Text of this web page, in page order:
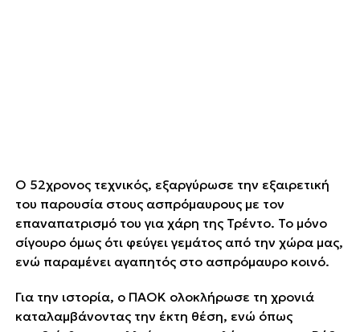
Ο 52χρονος τεχνικός, εξαργύρωσε την εξαιρετική
του παρουσία στους ΄΄ασπρόμαυρους΄΄ με τον
επαναπατρισμό του για χάρη της Τρέντο. Το μόνο
σίγουρο όμως ότι φεύγει γεμάτος από την χώρα μας,
ενώ παραμένει αγαπητός στο ασπρόμαυρο κοινό.
Για την ιστορία, ο ΠΑΟΚ ολοκλήρωσε τη χρονιά
καταλαμβάνοντας την έκτη θέση, ενώ όπως